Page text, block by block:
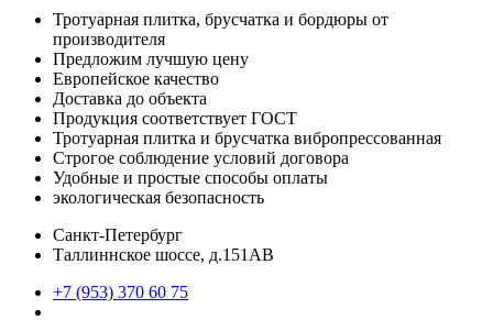
Тротуарная плитка, брусчатка и бордюры от
производителя
Предложим лучшую цену
Европейское качество
Доставка до объекта
Продукция соответствует ГОСТ
Тротуарная плитка и брусчатка вибропрессованная
Строгое соблюдение условий договора
Удобные и простые способы оплаты
экологическая безопасность
Санкт-Петербург
Таллиннское шоссе, д.151АВ
+7 (953) 370 60 75